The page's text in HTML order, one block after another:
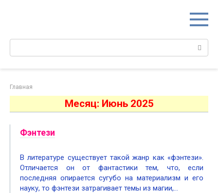
Поиск:
Главная
Месяц: Июнь 2025
Фэнтези
В литературе существует такой жанр как «фэнтези».
Отличается он от фантастики тем, что, если
последняя опирается сугубо на материализм и его
науку, то фэнтези затрагивает темы из магии,…